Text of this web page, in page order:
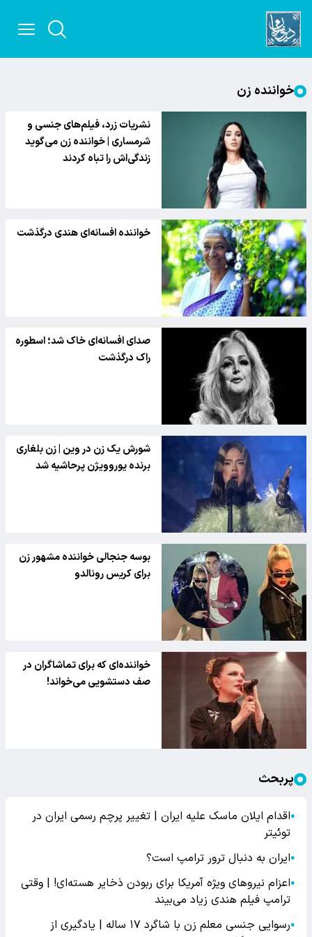
خواننده زن
نشریات زرد، فیلم‌های جنسی و
شرمساری | خواننده زن می‌گوید
زندگی‌اش را تباه کردند
خواننده افسانه‌ای هندی درگذشت
صدای افسانه‌ای خاک شد؛ اسطوره
راک درگذشت
شورش یک زن در وین | زن بلغاری
برنده یوروویژن پرحاشیه شد
بوسه جنجالی خواننده مشهور زن
برای کریس رونالدو
خواننده‌ای که برای تماشاگران در
صف دستشویی می‌خواند!
پربحث
●اقدام ایلان ماسک علیه ایران | تغییر پرچم رسمی ایران در
توئیتر
●ایران به دنبال ترور ترامپ است؟
●اعزام نیروهای ویژه آمریکا برای ربودن ذخایر هسته‌ای! | وقتی
ترامپ فیلم هندی زیاد می‌بیند
●
رسوایی جنسی معلم زن با شاگرد ۱۷ ساله | یادگیری از